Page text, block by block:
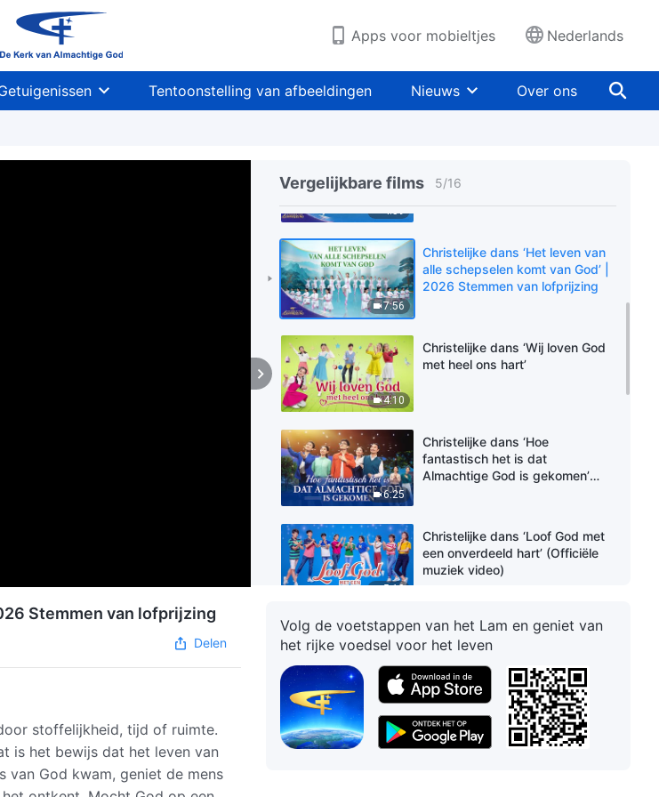
Apps voor mobieltjes Nederlands
Tentoonstelling van afbeeldingen Nieuws Over ons
Vergelijkbare films 5/16
Stemmen van lofprijzing
4:59
weerklinkt met lof voor God’ |
2026 Stemmen van lofprijzing
7:56
Christelijke dans ‘Het leven van
alle schepselen komt van God’ |
2026 Stemmen van lofprijzing
4:10
Christelijke dans ‘Wij loven God
met heel ons hart’
6:25
Christelijke dans ‘Hoe
fantastisch het is dat
Almachtige God is gekomen’
5:10
Christelijke dans ‘Loof God met
een onverdeeld hart’ (Officiële
muziek video)
3:48
Christelijke dans ‘Vreugde in het
kerkelijk leven’
Christelijke dans ‘God heeft Zijn
glorie naar het oosten gebracht’
Stemmen van lofprijzing
Delen
stoffelijkheid, tijd of ruimte.
is het bewijs dat het leven van
van God kwam, geniet de mens
Volg de voetstappen van het Lam en geniet van
het rijke voedsel voor het leven